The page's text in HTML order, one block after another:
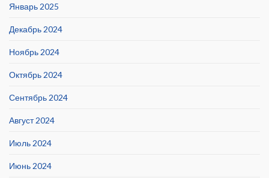
Январь 2025
Декабрь 2024
Ноябрь 2024
Октябрь 2024
Сентябрь 2024
Август 2024
Июль 2024
Июнь 2024